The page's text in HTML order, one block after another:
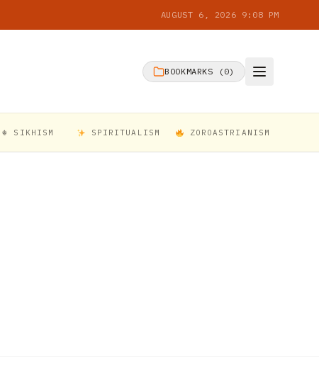
AUGUST 6, 2026 9:08 PM
BOOKMARKS ( 0)
☬ SIKHISM SPIRITUALISM ZOROASTRIANISM